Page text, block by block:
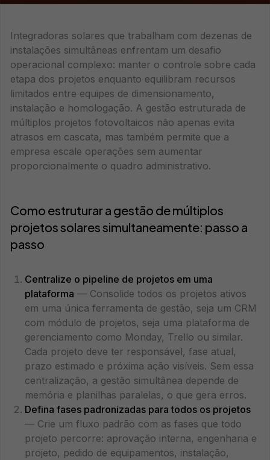
Integradoras solares que trabalham com dezenas de
instalações simultâneas enfrentam um desafio
operacional complexo: manter o controle sobre cada
etapa dos projetos enquanto equilibram recursos
limitados entre equipes de dimensionamento,
instalação e homologação. A gestão estruturada de
múltiplos projetos fotovoltaicos não apenas evita
atrasos em cascata, mas também permite que a
empresa escale operações sem aumentar
proporcionalmente o quadro administrativo.
Como estruturar a gestão de múltiplos
projetos solares simultaneamente: passo a
passo
Centralize o pipeline de projetos em uma
plataforma — Consolide todos os projetos ativos
em uma única ferramenta de gestão, seja um CRM
com módulo de projetos, seja uma plataforma de
gerenciamento como Monday, Trello ou similar.
Cada projeto deve ter responsável, fase atual,
prazo estimado e próxima ação visíveis. Sem essa
centralização, a gestão simultânea depende de
memória e planilhas paralelas, o que gera erros.
Defina fases padronizadas para todos os projetos
— Crie um fluxo padrão com as fases que todo
projeto percorre: aprovação interna, engenharia e
projeto, pedido de equipamentos, instalação,